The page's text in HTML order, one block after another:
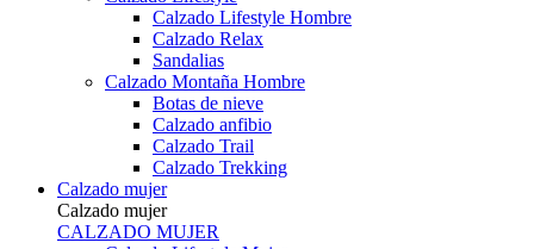
Calzado Lifestyle Hombre
Calzado Relax
Sandalias
Calzado Montaña Hombre
Botas de nieve
Calzado anfibio
Calzado Trail
Calzado Trekking
Calzado mujer
Calzado mujer
CALZADO MUJER